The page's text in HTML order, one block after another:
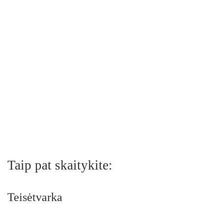
Taip pat skaitykite:
Teisėtvarka